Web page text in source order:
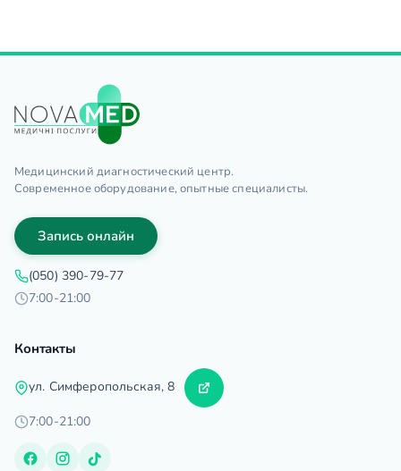
Медицинский диагностический центр.
Современное оборудование, опытные специалисты.
Запись онлайн
(050) 390-79-77
7:00-21:00
Контакты
ул. Симферопольская, 8
7:00-21:00